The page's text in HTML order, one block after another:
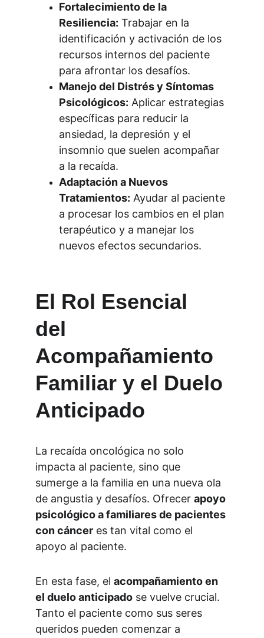
Fortalecimiento de la
Resiliencia: Trabajar en la
identificación y activación de los
recursos internos del paciente
para afrontar los desafíos.
Manejo del Distrés y Síntomas
Psicológicos: Aplicar estrategias
específicas para reducir la
ansiedad, la depresión y el
insomnio que suelen acompañar
a la recaída.
Adaptación a Nuevos
Tratamientos: Ayudar al paciente
a procesar los cambios en el plan
terapéutico y a manejar los
nuevos efectos secundarios.
El Rol Esencial
del
Acompañamiento
Familiar y el Duelo
Anticipado
La recaída oncológica no solo
impacta al paciente, sino que
sumerge a la familia en una nueva ola
de angustia y desafíos. Ofrecer apoyo
psicológico a familiares de pacientes
con cáncer es tan vital como el
apoyo al paciente.
En esta fase, el acompañamiento en
el duelo anticipado se vuelve crucial.
Tanto el paciente como sus seres
queridos pueden comenzar a